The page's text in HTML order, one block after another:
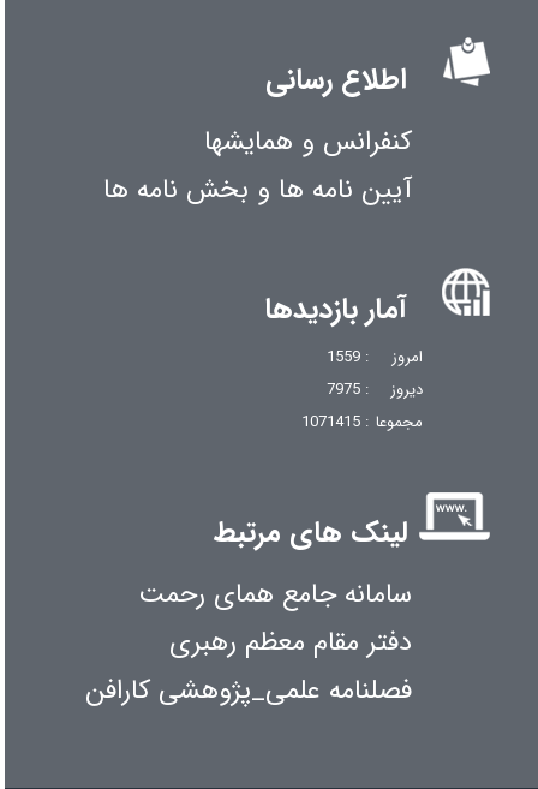
اطلاع رسانی
کنفرانس و همایشها
آیین نامه ها و بخش نامه ها
آمار بازدیدها
امروز
: 1559
دیروز
: 7975
مجموعا : 1071415
لینک های مرتبط
سامانه جامع همای رحمت
دفتر مقام معظم رهبری
فصلنامه علمی_پژوهشی کارافن